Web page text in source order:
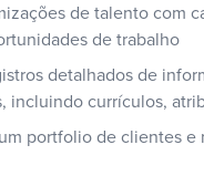
de talento com
de trabalho
detalhados de
incluindo currículos,
portfolio de clientes e